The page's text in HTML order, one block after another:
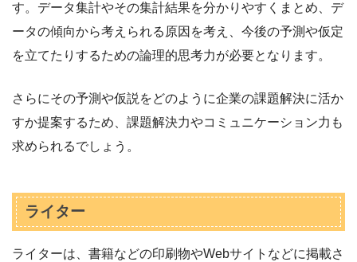
す。データ集計やその集計結果を分かりやすくまとめ、デ
ータの傾向から考えられる原因を考え、今後の予測や仮定
を立てたりするための論理的思考力が必要となります。
さらにその予測や仮説をどのように企業の課題解決に活か
すか提案するため、課題解決力やコミュニケーション力も
求められるでしょう。
ライター
ライターは、書籍などの印刷物やWebサイトなどに掲載さ